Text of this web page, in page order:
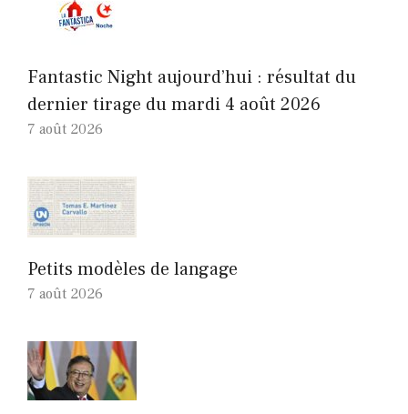
Fantastic Night aujourd’hui : résultat du
dernier tirage du mardi 4 août 2026
7 août 2026
Petits modèles de langage
7 août 2026